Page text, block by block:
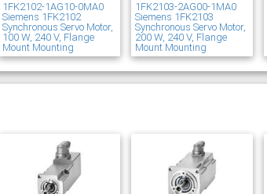
1FK2102-1AG10-0MA0
Siemens 1FK2102
Synchronous Servo Motor,
100 W, 240 V, Flange
Mount Mounting
1FK2103-2AG00-1MA0
Siemens 1FK2103
Synchronous Servo Motor,
200 W, 240 V, Flange
Mount Mounting